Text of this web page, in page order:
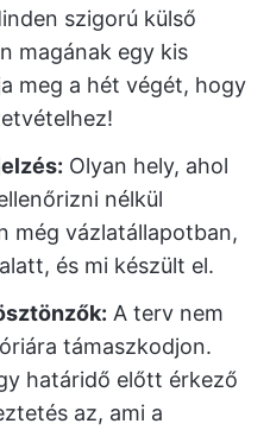
szigorú külső
magának egy kis
meg a hét végét, hogy
Olyan hely, ahol
nélkül
még vázlatállapotban,
és mi készült el.
A terv nem
támaszkodjon.
határidő előtt érkező
az, ami a